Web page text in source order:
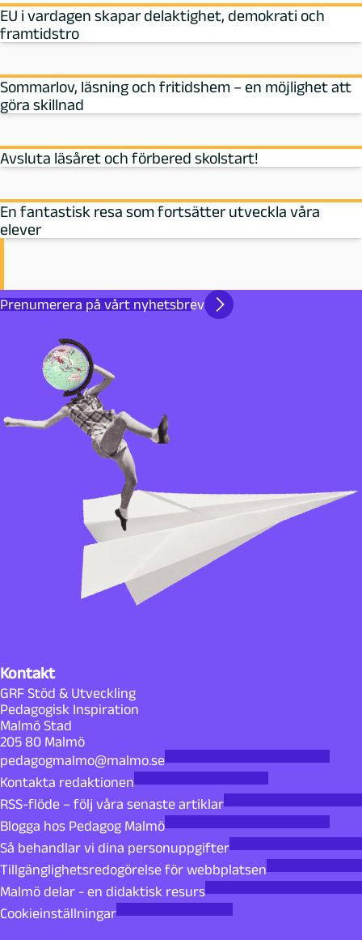
EU i vardagen skapar delaktighet, demokrati och
framtidstro
Sommarlov, läsning och fritidshem – en möjlighet att
göra skillnad
Avsluta läsåret och förbered skolstart!
En fantastisk resa som fortsätter utveckla våra
elever
Prenumerera på vårt nyhetsbrev
Kontakt
GRF Stöd & Utveckling
Pedagogisk Inspiration
Malmö Stad
205 80 Malmö
pedagogmalmo@malmo.se
Kontakta redaktionen
RSS-flöde – följ våra senaste artiklar
Blogga hos Pedagog Malmö
Så behandlar vi dina personuppgifter
Tillgänglighetsredogörelse för webbplatsen
Malmö delar - en didaktisk resurs
Cookieinställningar